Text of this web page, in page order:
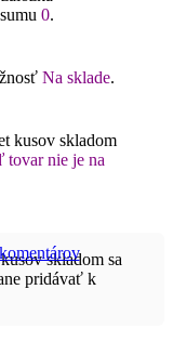
K
sumu 0.
Na sklade.
kusov skladom
nie je na
skladom sa
pridávať k